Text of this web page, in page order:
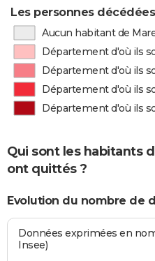
Les personnes
Aucun habitant de
Département d'où ils
Département d'où ils
Département d'où ils
Département d'où ils
Qui sont les habitants
ont quittés ?
Evolution du nombre de
Données exprimées en
Insee)